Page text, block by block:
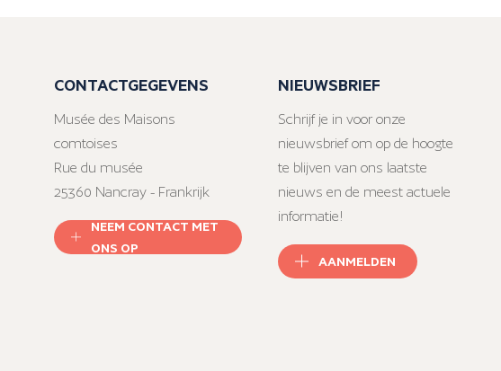
CONTACTGEGEVENS
Musée des Maisons
comtoises
Rue du musée
25360 Nancray - Frankrijk
NEEM CONTACT MET
ONS OP
NIEUWSBRIEF
Schrijf je in voor onze
nieuwsbrief om op de hoogte
te blijven van ons laatste
nieuws en de meest actuele
informatie!
AANMELDEN